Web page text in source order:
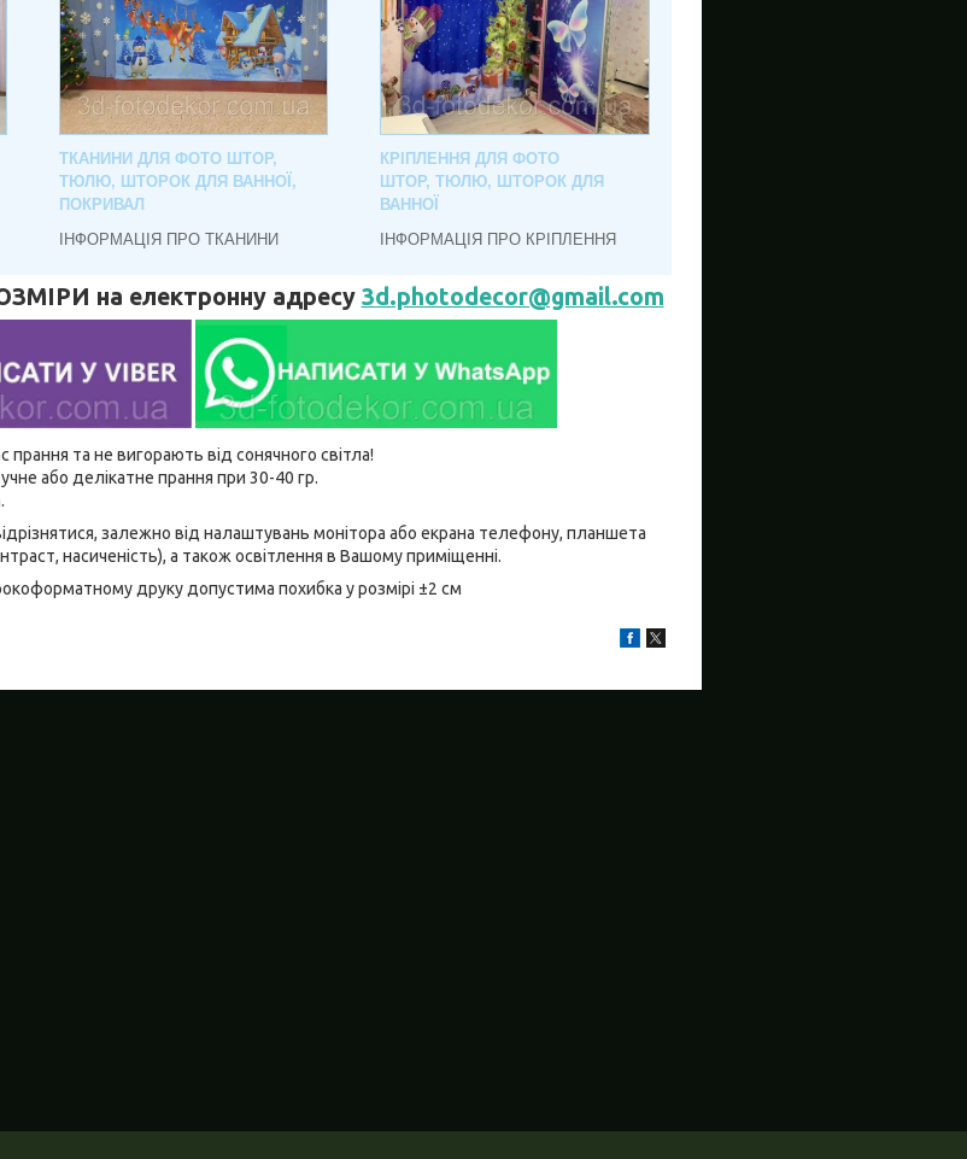
ТКАНИНИ ДЛЯ ФОТО ШТОР,
ТЮЛЮ, ШТОРОК ДЛЯ ВАННОЇ,
ПОКРИВАЛ
ІНФОРМАЦІЯ ПРО ТКАНИНИ
КРІПЛЕННЯ ДЛЯ ФОТО
ШТОР, ТЮЛЮ, ШТОРОК ДЛЯ
ВАННОЇ
ІНФОРМАЦІЯ ПРО КРІПЛЕННЯ
на електронну адресу 3d.photodecor@gmail.com
та не вигорають від сонячного світла!
або делікатне прання при 30-40 гр.
залежно від налаштувань монітора або екрана телефону, планшета
насиченість), а також освітлення в Вашому приміщенні.
друку допустима похибка у розмірі ±2 см